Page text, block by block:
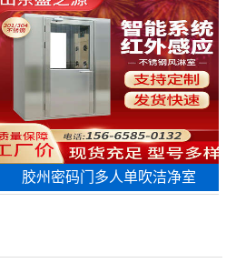
胶州密码门多人单吹洁净室